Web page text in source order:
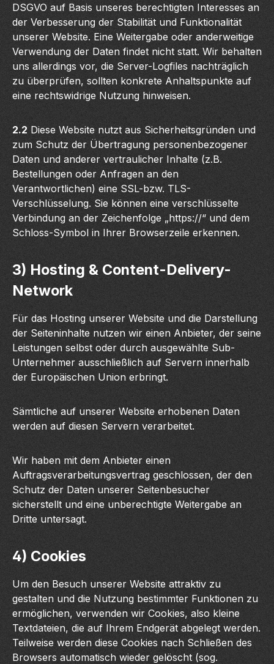
DSGVO auf Basis unseres berechtigten Interesses an
der Verbesserung der Stabilität und Funktionalität
unserer Website. Eine Weitergabe oder anderweitige
Verwendung der Daten findet nicht statt. Wir behalten
uns allerdings vor, die Server-Logfiles nachträglich
zu überprüfen, sollten konkrete Anhaltspunkte auf
eine rechtswidrige Nutzung hinweisen.
2.2 Diese Website nutzt aus Sicherheitsgründen und
zum Schutz der Übertragung personenbezogener
Daten und anderer vertraulicher Inhalte (z.B.
Bestellungen oder Anfragen an den
Verantwortlichen) eine SSL-bzw. TLS-
Verschlüsselung. Sie können eine verschlüsselte
Verbindung an der Zeichenfolge „https://“ und dem
Schloss-Symbol in Ihrer Browserzeile erkennen.
3) Hosting & Content-Delivery-
Network
Für das Hosting unserer Website und die Darstellung
der Seiteninhalte nutzen wir einen Anbieter, der seine
Leistungen selbst oder durch ausgewählte Sub-
Unternehmer ausschließlich auf Servern innerhalb
der Europäischen Union erbringt.
Sämtliche auf unserer Website erhobenen Daten
werden auf diesen Servern verarbeitet.
Wir haben mit dem Anbieter einen
Auftragsverarbeitungsvertrag geschlossen, der den
Schutz der Daten unserer Seitenbesucher
sicherstellt und eine unberechtigte Weitergabe an
Dritte untersagt.
4) Cookies
Um den Besuch unserer Website attraktiv zu
gestalten und die Nutzung bestimmter Funktionen zu
ermöglichen, verwenden wir Cookies, also kleine
Textdateien, die auf Ihrem Endgerät abgelegt werden.
Teilweise werden diese Cookies nach Schließen des
Browsers automatisch wieder gelöscht (sog.